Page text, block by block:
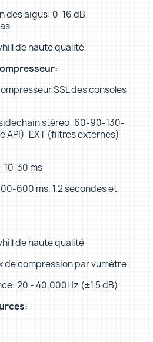
des aigus: 0-16 dB
de haute qualité
SSL des consoles
stéreo: 60-90-130-
API)-EXT (filtres externes)-
10-30 ms
600 ms, 1,2 secondes et
de haute qualité
de compression par vumètre
20 - 40,000Hz (±1,5 dB)